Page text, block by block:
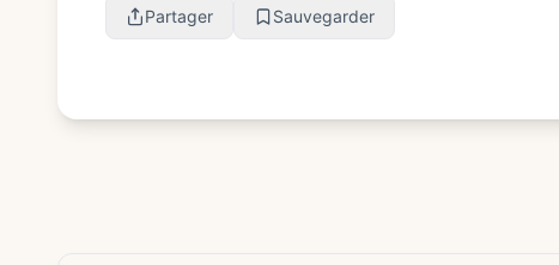
Partager Sauvegarder